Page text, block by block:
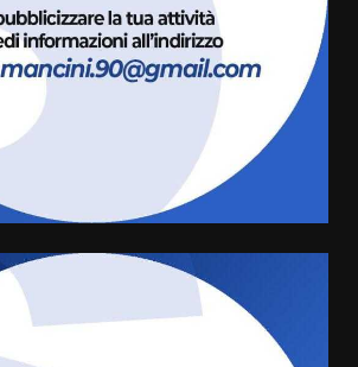
8 Agosto 2026 11:00
Savelletri in festa, domani sera
grande spettacolo con Uccio De
Santis
Sostenibile: premiati gli studenti
universitari del bando “La strada
giusta”
8 Agosto 2026 07:15